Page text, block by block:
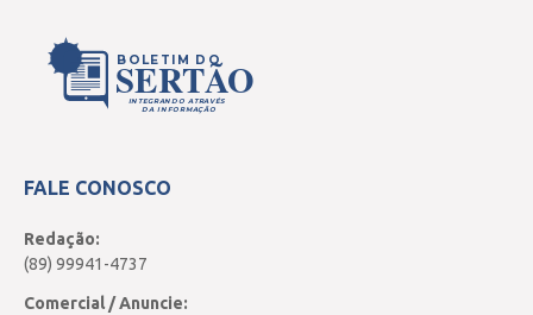
BOLETIM DO
SERTÃO
INTEGRANDO ATRAVÉS
DA INFORMAÇÃO
FALE CONOSCO
Redação:
(89) 99941-4737
Comercial / Anuncie: